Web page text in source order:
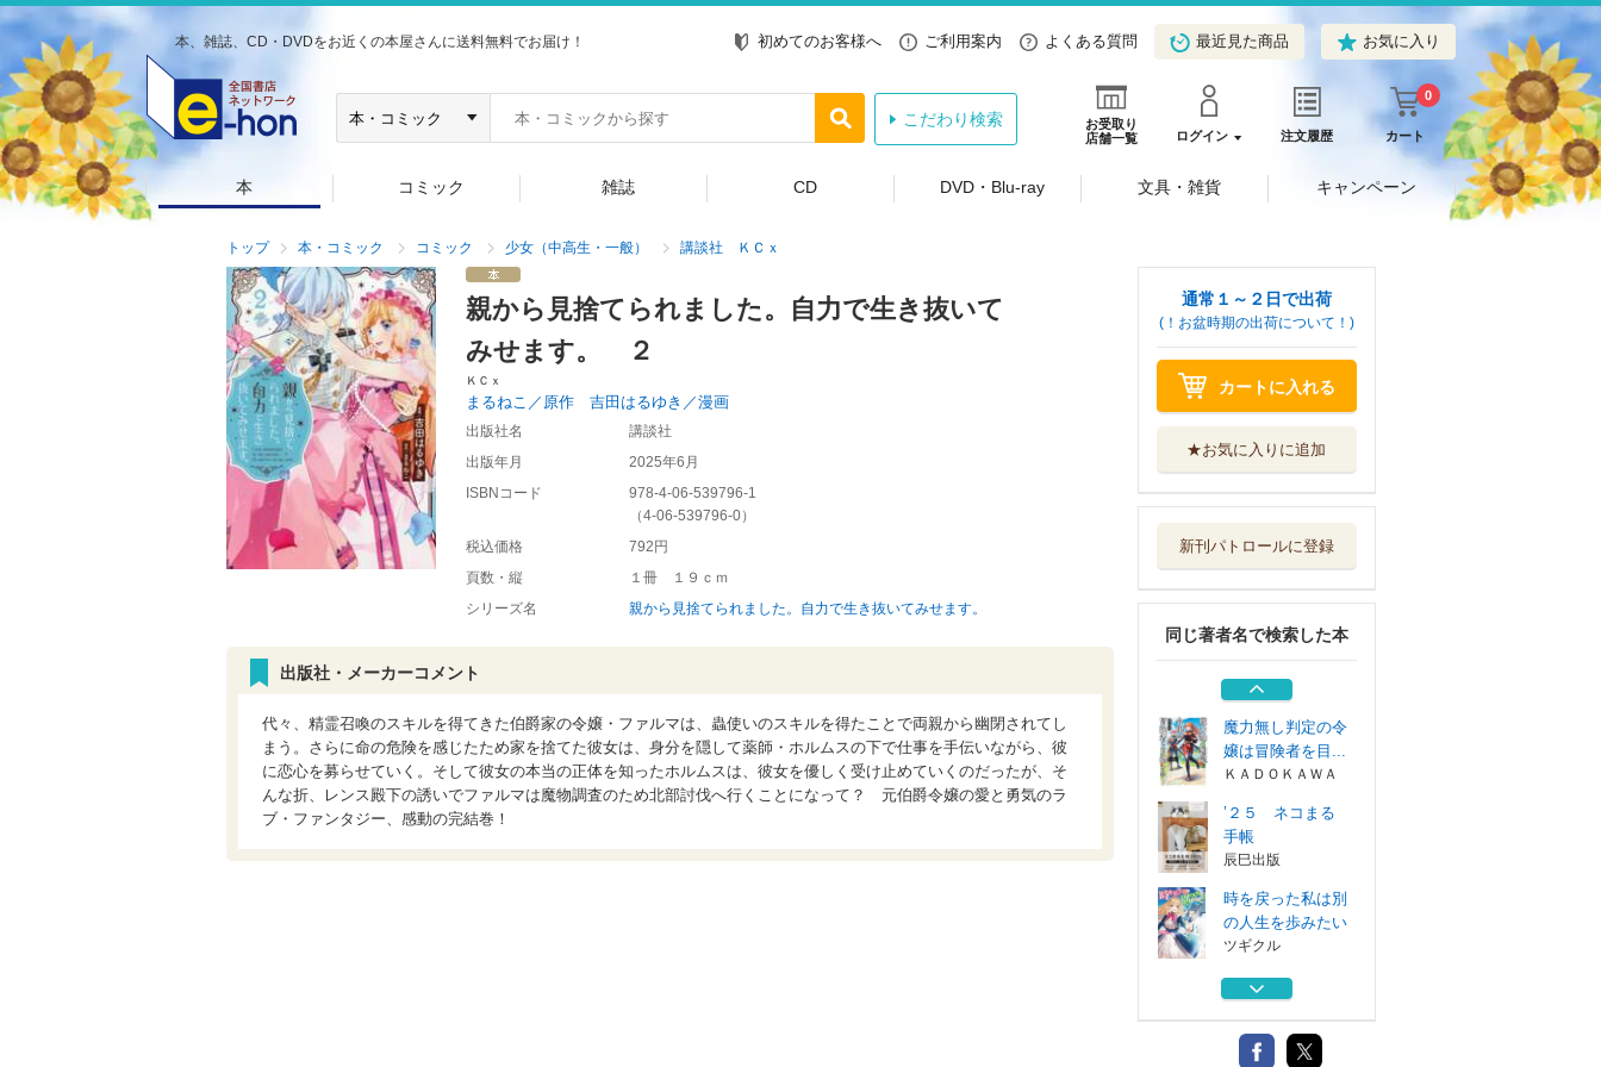
本、雑誌、CD・DVDをお近くの本屋さんに送料無料でお届け！ 初めてのお客様へ ご利用案内 よくある質問 最近見た商品 お気に入り
お受取り
店舗一覧
ログイン 注文履歴 カート
0
こだわり検索
本 コミック 雑誌 CD DVD・Blu-ray 文具・雑貨 キャンペーン
トップ 本・コミック コミック 少女（中高生・一般） 講談社 ＫＣｘ
親から見捨てられました。自力で生き抜いて
みせます。 ２
ＫＣｘ
まるねこ／原作 吉田はるゆき／漫画
出版社名
講談社
出版年月
2025年6月
ISBNコード
978-4-06-539796-1
（4-06-539796-0）
税込価格
792円
頁数・縦
１冊 １９ｃｍ
シリーズ名
親から見捨てられました。自力で生き抜いてみせます。
出版社・メーカーコメント
代々、精霊召喚のスキルを得てきた伯爵家の令嬢・ファルマは、蟲使いのスキルを得たことで両親から幽閉されてし
まう。さらに命の危険を感じたため家を捨てた彼女は、身分を隠して薬師・ホルムスの下で仕事を手伝いながら、彼
に恋心を募らせていく。そして彼女の本当の正体を知ったホルムスは、彼女を優しく受け止めていくのだったが、そ
んな折、レンス殿下の誘いでファルマは魔物調査のため北部討伐へ行くことになって？ 元伯爵令嬢の愛と勇気のラ
ブ・ファンタジー、感動の完結巻！
通常１～２日で出荷
(！お盆時期の出荷について！)
カートに入れる
★お気に入りに追加
新刊パトロールに登録
同じ著者名で検索した本
時を戻った私は別
の人生を歩みたい
殿下、側妃とお幸
アルファポリス
歌舞伎町キャット
ハニー
ブライト出版
魔力無し判定の令
嬢は冒険者を目...
ＫＡＤＯＫＡＷＡ
’２５ ネコまる
手帳
辰巳出版
時を戻った私は別
の人生を歩みたい
ツギクル
殿下、側妃とお幸
アルファポリス